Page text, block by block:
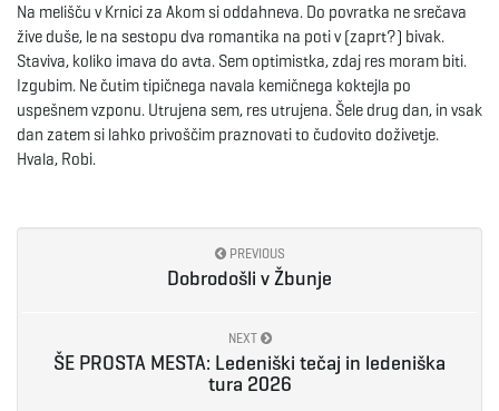
Na melišču v Krnici za Akom si oddahneva. Do povratka ne srečava
žive duše, le na sestopu dva romantika na poti v (zaprt?) bivak.
Staviva, koliko imava do avta. Sem optimistka, zdaj res moram biti.
Izgubim. Ne čutim tipičnega navala kemičnega koktejla po
uspešnem vzponu. Utrujena sem, res utrujena. Šele drug dan, in vsak
dan zatem si lahko privoščim praznovati to čudovito doživetje.
Hvala, Robi.
PREVIOUS
Dobrodošli v Žbunje
NEXT
ŠE PROSTA MESTA: Ledeniški tečaj in ledeniška
tura 2026